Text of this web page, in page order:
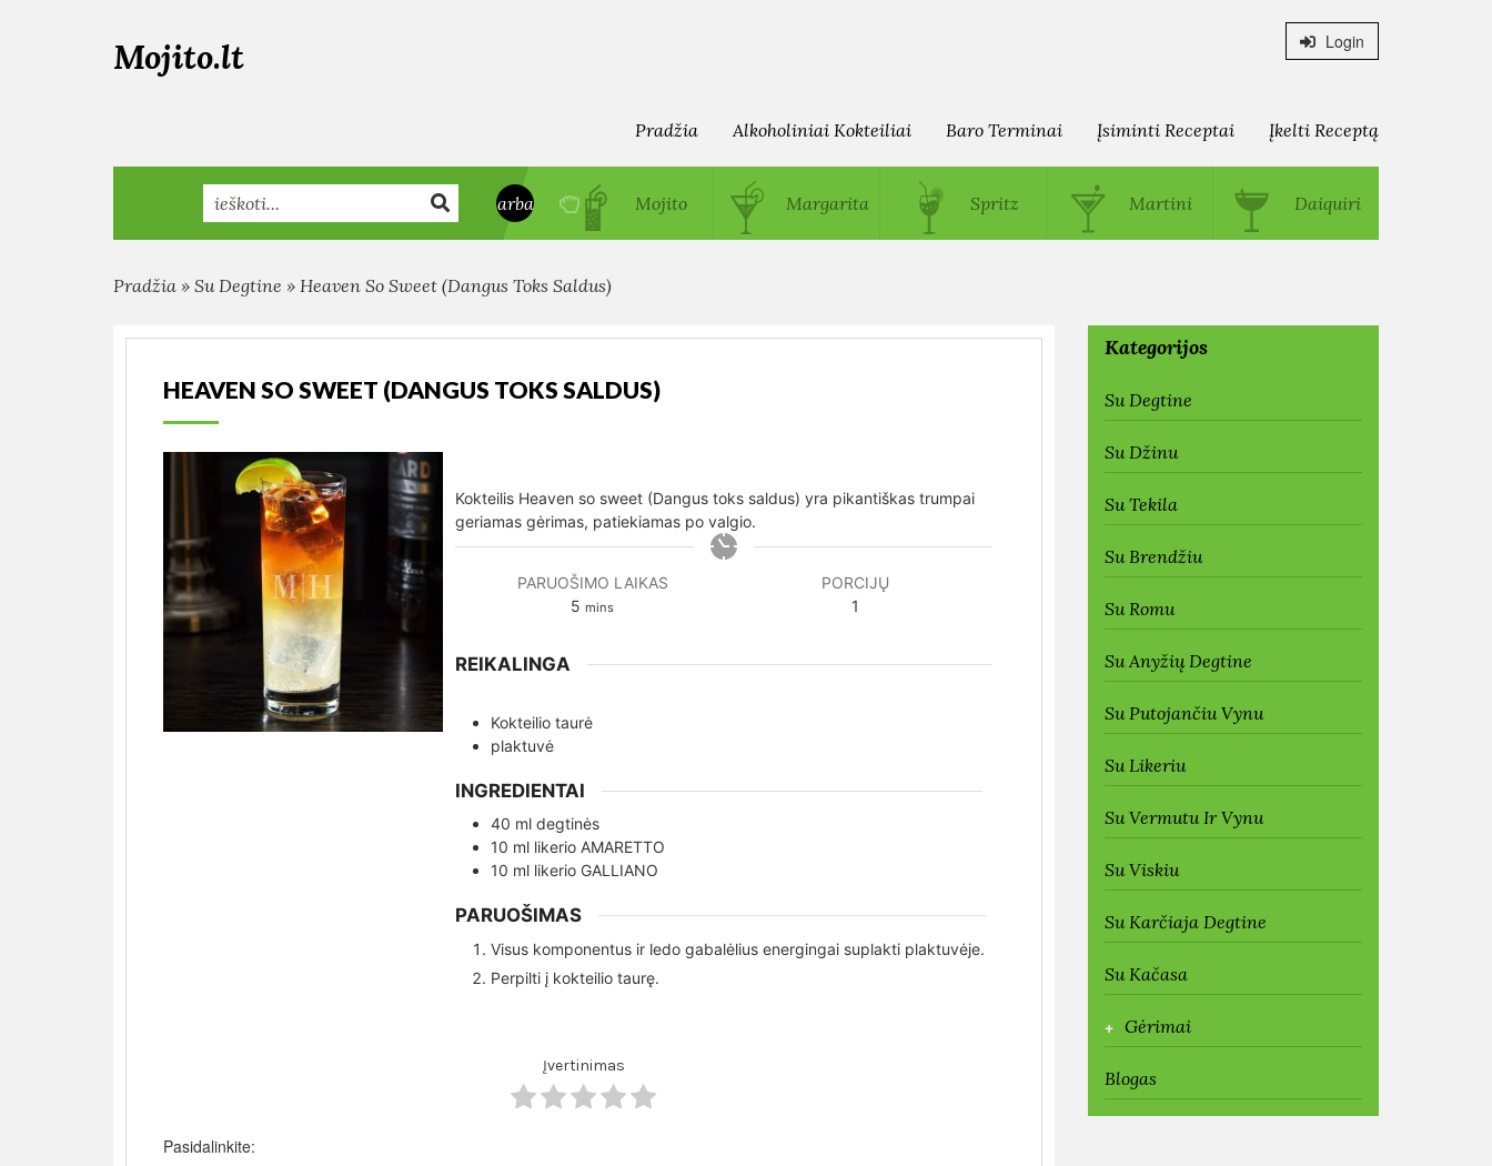
Mojito.lt Login
Pradžia Alkoholiniai Kokteiliai Baro Terminai Įsiminti Receptai Įkelti Receptą
arba Mojito Margarita Spritz Martini Daiquiri
Pradžia » Su Degtine » Heaven So Sweet (Dangus Toks Saldus)
HEAVEN SO SWEET (DANGUS TOKS SALDUS)
Kokteilis Heaven so sweet (Dangus toks saldus) yra pikantiškas trumpai
geriamas gėrimas, patiekiamas po valgio.
PARUOŠIMO LAIKAS
5 minutes
mins
PORCIJŲ
1
REIKALINGA
Kokteilio taurė
plaktuvė
INGREDIENTAI
40 ml degtinės
10 ml likerio AMARETTO
10 ml likerio GALLIANO
PARUOŠIMAS
Visus komponentus ir ledo gabalėlius energingai suplakti plaktuvėje.
Perpilti į kokteilio taurę.
Įvertinimas
Pasidalinkite:
Kategorijos
Su Degtine
Su Džinu
Su Tekila
Su Brendžiu
Su Romu
Su Anyžių Degtine
Su Putojančiu Vynu
Su Likeriu
Su Vermutu Ir Vynu
Su Viskiu
Su Karčiaja Degtine
Su Kačasa
+ Gėrimai
Blogas